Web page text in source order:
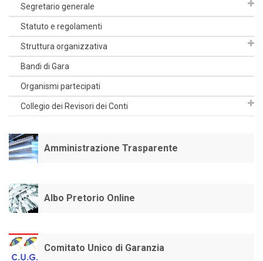
Segretario generale
Statuto e regolamenti
Struttura organizzativa
Bandi di Gara
Organismi partecipati
Collegio dei Revisori dei Conti
Amministrazione Trasparente
Albo Pretorio Online
Comitato Unico di Garanzia